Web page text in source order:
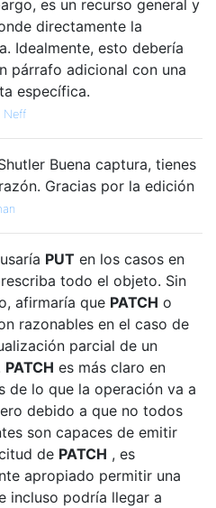
es un recurso general y
directamente la
Idealmente, esto debería
párrafo adicional con una
específica.
Neff
Buena captura, tienes
Gracias por la edición
PUT en los casos en
todo el objeto. Sin
afirmaría que PATCH o
razonables en el caso de
parcial de un
PATCH es más claro en
de lo que la operación va a
debido a que no todos
son capaces de emitir
de PATCH , es
apropiado permitir una
incluso podría llegar a